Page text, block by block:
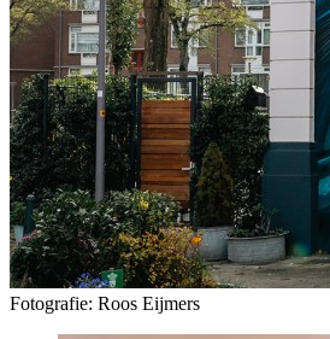
Fotografie: Roos Eijmers